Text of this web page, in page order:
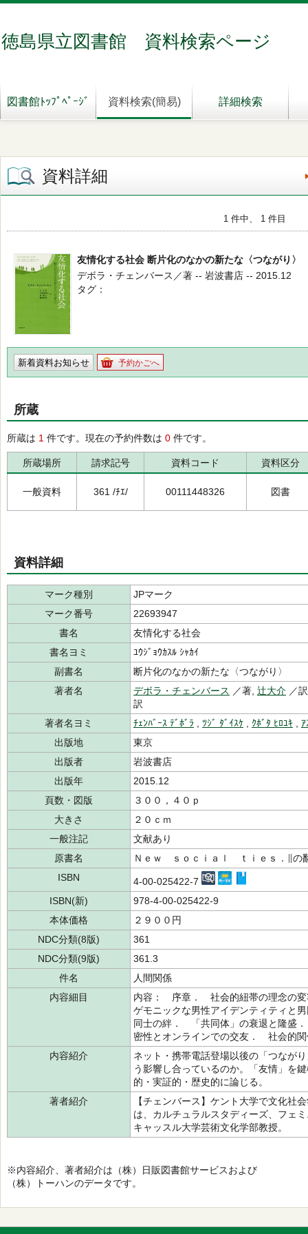
徳島県立図書館 資料検索ページ
図書館ﾄｯﾌﾟﾍﾟｰｼﾞ 資料検索(簡易) 詳細検索
資料詳細
1 件中、 1 件目
友情化する社会 断片化のなかの新たな〈つながり〉
デボラ・チェンバース／著 -- 岩波書店 -- 2015.12
タグ
新着資料お知らせ 予約かごへ
所蔵
所蔵は 1 件です。現在の予約件数は 0 件です。
所蔵場所 請求記号 資料コード 資料区分
一般資料 361 /ﾁｴ/ 00111448326 図書
資料詳細
マーク種別
JPマーク
マーク番号
22693947
書名
友情化する社会
書名ヨミ
ﾕｳｼﾞｮｳｶｽﾙ ｼｬｶｲ
副書名
断片化のなかの新たな〈つながり〉
著者名
デボラ・チェンバース ／著, 辻大介 ／
訳
著者名ヨミ
ﾁｪﾝﾊﾞｰｽ ﾃﾞﾎﾞﾗ ﾂｼﾞ ﾀﾞｲｽｹ ｸﾎﾞﾀ ﾋﾛﾕｷ
ｱ
出版地
東京
出版者
岩波書店
出版年
2015.12
頁数・図版
３００，４０ｐ
大きさ
２０ｃｍ
一般注記
文献あり
原書名
Ｎｅｗ ｓｏｃｉａｌ ｔｉｅｓ．∥の
ISBN
4-00-025422-7
ISBN(新)
978-4-00-025422-9
本体価格
２９００円
NDC分類(8版)
361
NDC分類(9版)
361.3
件名
人間関係
内容細目
内容： 序章． 社会的紐帯の理念の
ゲモニックな男性アイデンティティと
同士の絆． 「共同体」の衰退と隆盛
密性とオンラインでの交友． 社会的
内容紹介
ネット・携帯電話登場以後の「つなが
う影響し合っているのか。「友情」を
的・実証的・歴史的に論じる。
著者紹介
【チェンバース】ケント大学で文化社
は、カルチュラルスタディーズ、フェ
キャッスル大学芸術文化学部教授。
※内容紹介、著者紹介は（株）日販図書館サービスおよび
（株）トーハンのデータです。